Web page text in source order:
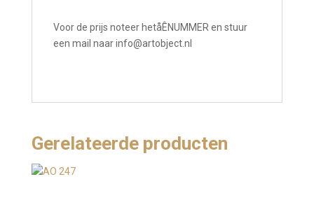
Voor de prijs noteer hetåÊNUMMER en stuur
een mail naar info@artobject.nl
Gerelateerde producten